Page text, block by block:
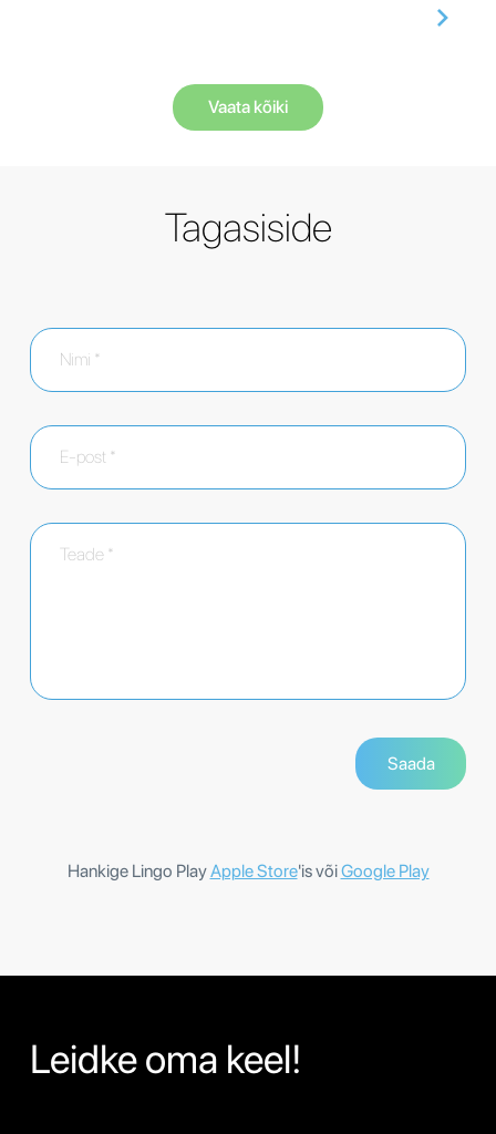
Vaata kõiki
Tagasiside
Hankige Lingo PlayApple Store'is võiGoogle Play
Leidke oma keel!